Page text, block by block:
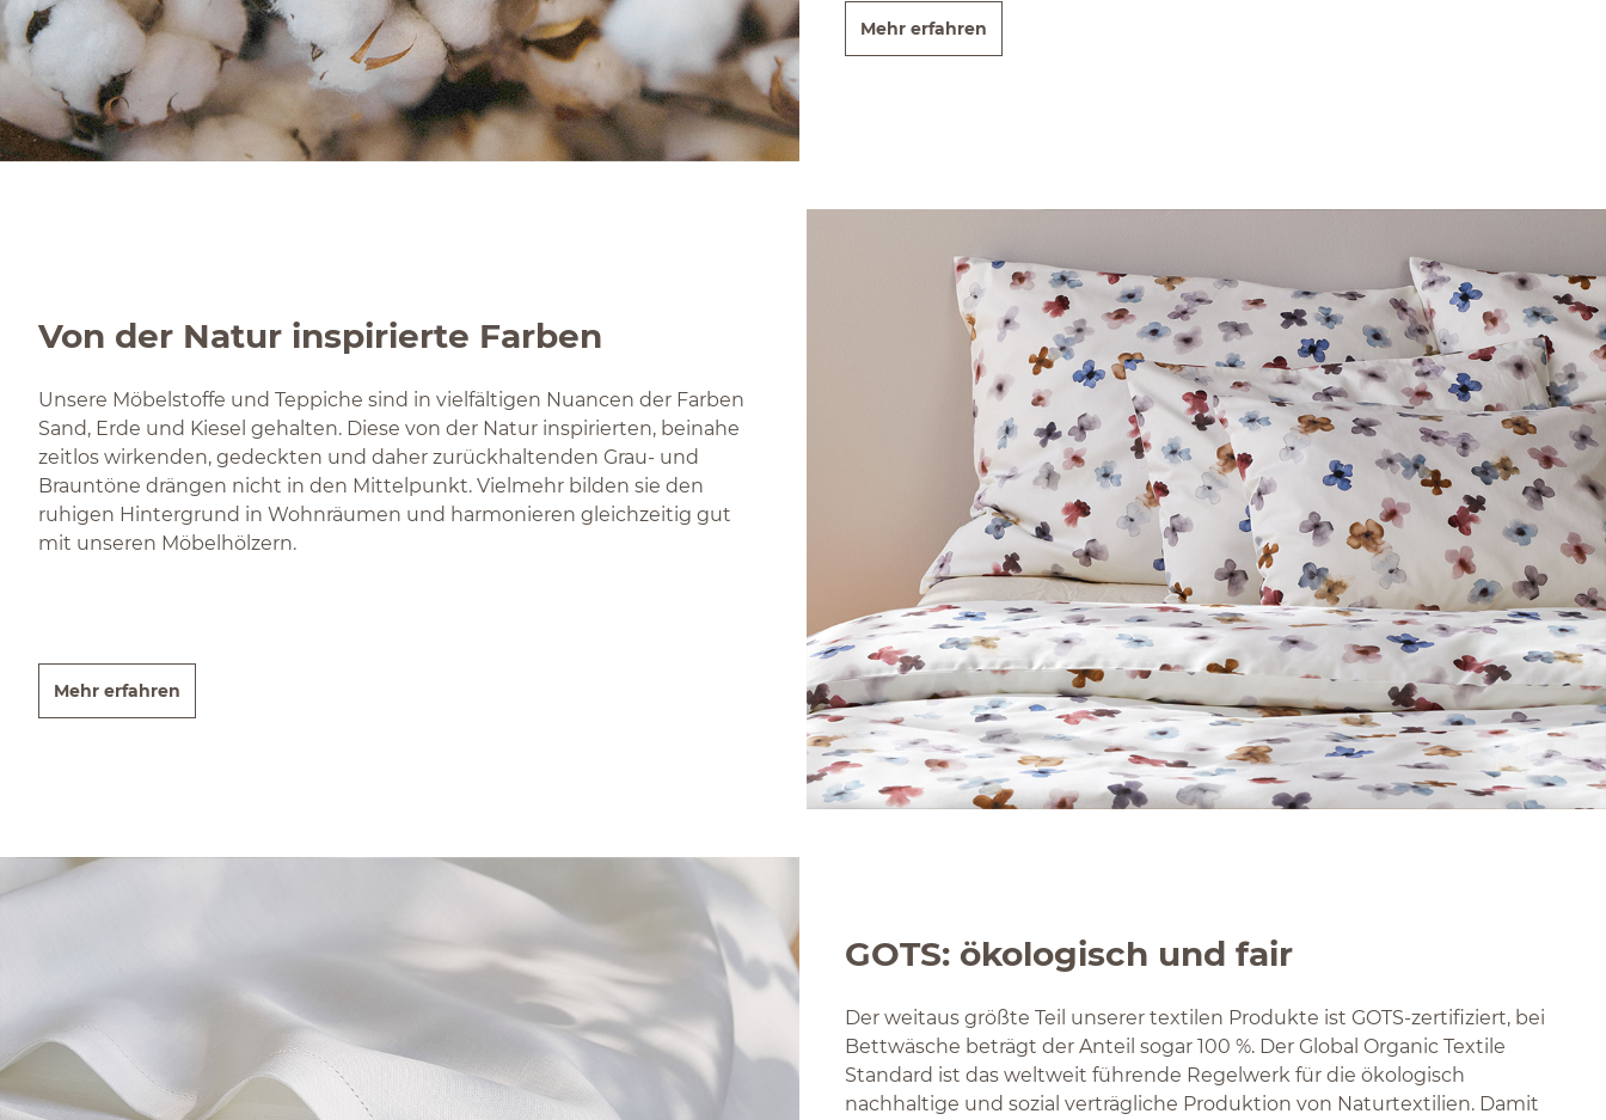
Mehr erfahren
Von der Natur inspirierte Farben
Unsere Möbelstoffe und Teppiche sind in vielfältigen Nuancen der Farben
Sand, Erde und Kiesel gehalten. Diese von der Natur inspirierten, beinahe
zeitlos wirkenden, gedeckten und daher zurückhaltenden Grau- und
Brauntöne drängen nicht in den Mittelpunkt. Vielmehr bilden sie den
ruhigen Hintergrund in Wohnräumen und harmonieren gleichzeitig gut
mit unseren Möbelhölzern.
Mehr erfahren
GOTS: ökologisch und fair
Der weitaus größte Teil unserer textilen Produkte ist GOTS-zertifiziert, bei
Bettwäsche beträgt der Anteil sogar 100 %. Der Global Organic Textile
Standard ist das weltweit führende Regelwerk für die ökologisch
nachhaltige und sozial verträgliche Produktion von Naturtextilien. Damit